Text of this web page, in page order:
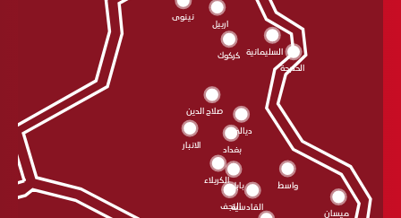
بابل
الحلبجة
السليمانية كركوك
اربيل
نينوى
الانبار
النجف
الکربلاء
بغداد
القادسية
ميسان
واسط
ديالى
صلاح الدين